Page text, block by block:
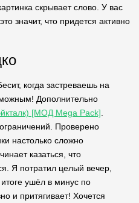
скрывает слово. У вас
значит, что придется активно
когда застреваешь на
Дополнительно
[МОД Mega Pack]
Проверено
настолько сложно
казаться, что
Я потратил целый вечер,
ушёл в минус по
и притягивает! Хочется